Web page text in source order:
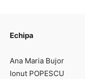
Echipa
Ana Maria Bujor
Ionut POPESCU